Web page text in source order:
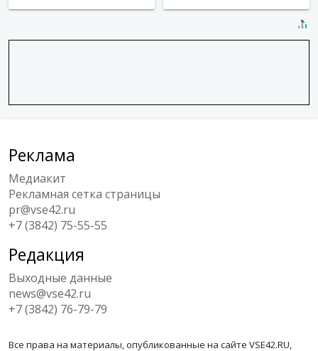
Реклама
Медиакит
Рекламная сетка страницы
pr@vse42.ru
+7 (3842) 75-55-55
Редакция
Выходные данные
news@vse42.ru
+7 (3842) 76-79-79
Все права на материалы, опубликованные на сайте VSE42.RU,